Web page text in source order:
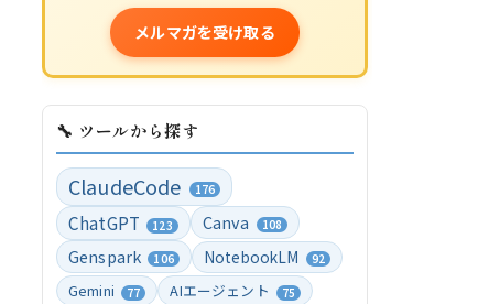
メルマガを受け取る
🔧 ツールから探す
ClaudeCode 176
ChatGPT 123 Canva 108
Genspark 106 NotebookLM 92
Gemini 77 AIエージェント 75